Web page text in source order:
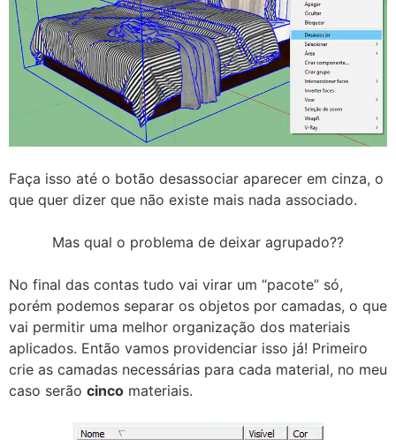
Faça isso até o botão desassociar aparecer em cinza, o
que quer dizer que não existe mais nada associado.
Mas qual o problema de deixar agrupado??
No final das contas tudo vai virar um “pacote” só,
porém podemos separar os objetos por camadas, o que
vai permitir uma melhor organização dos materiais
aplicados. Então vamos providenciar isso já! Primeiro
crie as camadas necessárias para cada material, no meu
caso serão cinco materiais.